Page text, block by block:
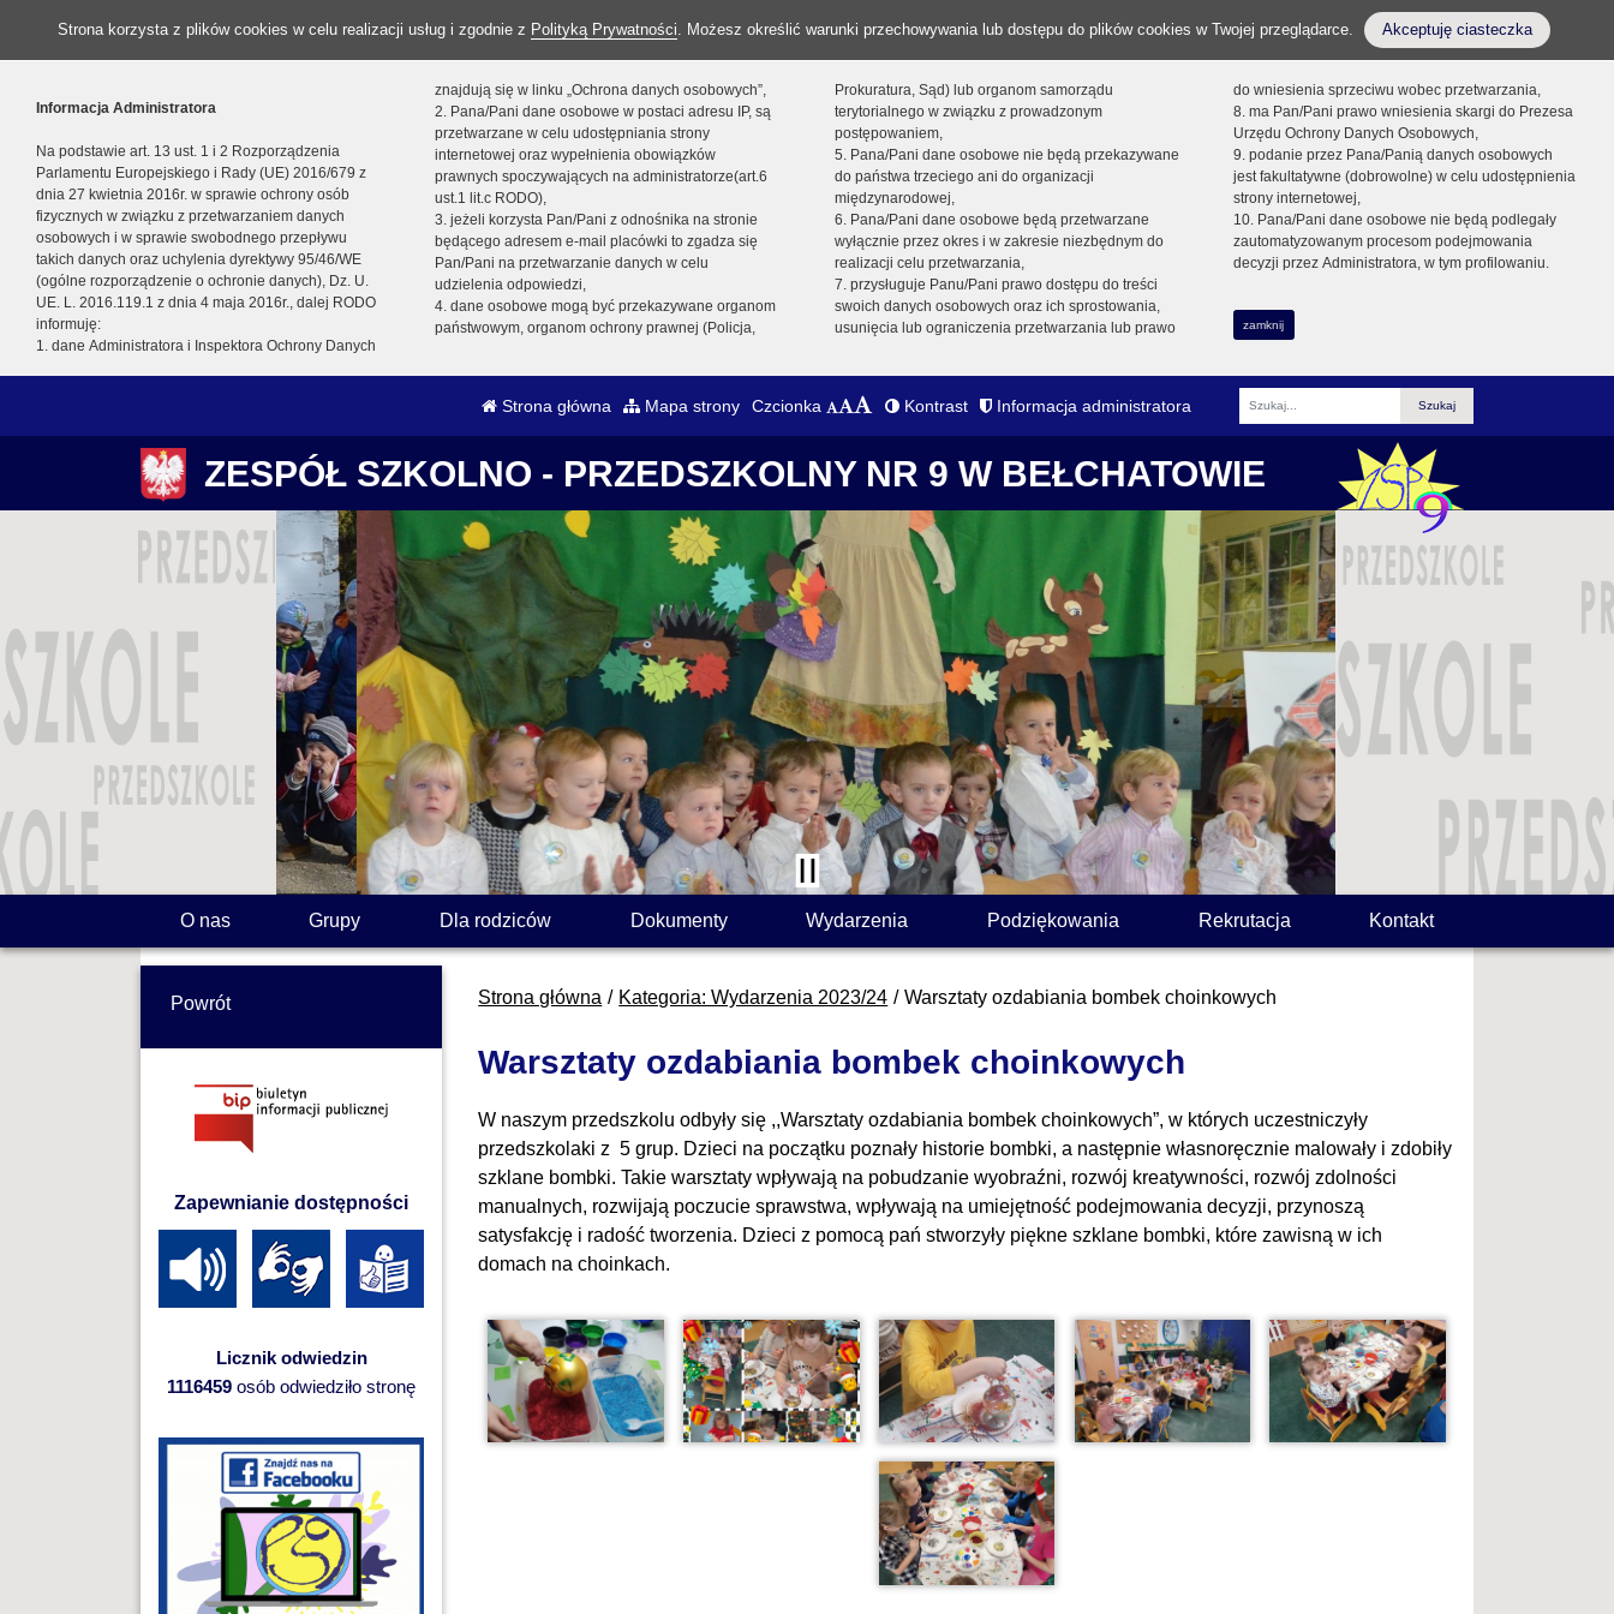
Strona korzysta z plików cookies w celu realizacji usług i zgodnie z Polityką Prywatności. Możesz określić warunki przechowywania lub dostępu do plików cookies w Twojej przeglądarce. Akceptuję ciasteczka
Informacja Administratora
Na podstawie art. 13 ust. 1 i 2 Rozporządzenia
Parlamentu Europejskiego i Rady (UE) 2016/679 z
dnia 27 kwietnia 2016r. w sprawie ochrony osób
fizycznych w związku z przetwarzaniem danych
osobowych i w sprawie swobodnego przepływu
takich danych oraz uchylenia dyrektywy 95/46/WE
(ogólne rozporządzenie o ochronie danych), Dz. U.
UE. L. 2016.119.1 z dnia 4 maja 2016r., dalej RODO
informuję:
1. dane Administratora i Inspektora Ochrony Danych
znajdują się w linku „Ochrona danych osobowych”,
2. Pana/Pani dane osobowe w postaci adresu IP, są
przetwarzane w celu udostępniania strony
internetowej oraz wypełnienia obowiązków
prawnych spoczywających na administratorze(art.6
ust.1 lit.c RODO),
3. jeżeli korzysta Pan/Pani z odnośnika na stronie
będącego adresem e-mail placówki to zgadza się
Pan/Pani na przetwarzanie danych w celu
udzielenia odpowiedzi,
4. dane osobowe mogą być przekazywane organom
państwowym, organom ochrony prawnej (Policja,
Prokuratura, Sąd) lub organom samorządu
terytorialnego w związku z prowadzonym
postępowaniem,
5. Pana/Pani dane osobowe nie będą przekazywane
do państwa trzeciego ani do organizacji
międzynarodowej,
6. Pana/Pani dane osobowe będą przetwarzane
wyłącznie przez okres i w zakresie niezbędnym do
realizacji celu przetwarzania,
7. przysługuje Panu/Pani prawo dostępu do treści
swoich danych osobowych oraz ich sprostowania,
usunięcia lub ograniczenia przetwarzania lub prawo
do wniesienia sprzeciwu wobec przetwarzania,
8. ma Pan/Pani prawo wniesienia skargi do Prezesa
Urzędu Ochrony Danych Osobowych,
9. podanie przez Pana/Panią danych osobowych
jest fakultatywne (dobrowolne) w celu udostępnienia
strony internetowej,
10. Pana/Pani dane osobowe nie będą podlegały
zautomatyzowanym procesom podejmowania
decyzji przez Administratora, w tym profilowaniu.
zamknij
Strona główna Mapa strony Czcionka Kontrast Informacja administratora
Fraza
ZESPÓŁ SZKOLNO - PRZEDSZKOLNY NR 9 W BEŁCHATOWIE
O nas Grupy Dla rodziców Dokumenty Wydarzenia Podziękowania Rekrutacja Kontakt
Strona główna Kategoria: Wydarzenia 2023/24 Warsztaty ozdabiania bombek choinkowych
Warsztaty ozdabiania bombek choinkowych
W naszym przedszkolu odbyły się ,,Warsztaty ozdabiania bombek choinkowych”, w których uczestniczyły
przedszkolaki z 5 grup. Dzieci na początku poznały historie bombki, a następnie własnoręcznie malowały i zdobiły
szklane bombki. Takie warsztaty wpływają na pobudzanie wyobraźni, rozwój kreatywności, rozwój zdolności
manualnych, rozwijają poczucie sprawstwa, wpływają na umiejętność podejmowania decyzji, przynoszą
satysfakcję i radość tworzenia. Dzieci z pomocą pań stworzyły piękne szklane bombki, które zawisną w ich
domach na choinkach.
Powrót
Zapewnianie dostępności
Licznik odwiedzin
1116459 osób odwiedziło stronę